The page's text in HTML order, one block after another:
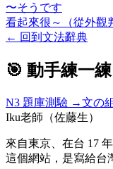
〜そうです
看起來很～（從外觀
← 回到文法辭典
🎯 動手練一練
N3 題庫測驗 →文の
Iku老師（佐藤生）
來自東京、在台 17
這個網站，是寫給台